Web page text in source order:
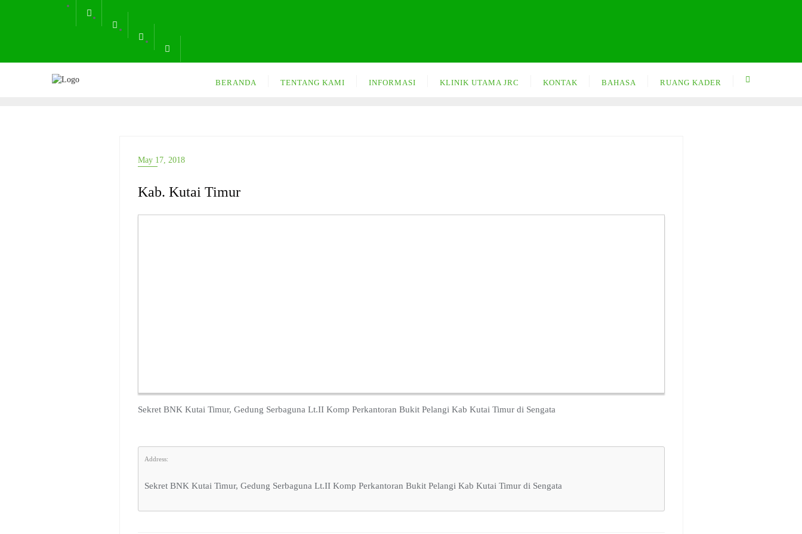
BERANDA TENTANG KAMI INFORMASI KLINIK UTAMA JRC KONTAK BAHASA RUANG KADER
May 17, 2018
Kab. Kutai Timur
Sekret BNK Kutai Timur, Gedung Serbaguna Lt.II Komp Perkantoran Bukit Pelangi Kab Kutai Timur di Sengata
Address:
Sekret BNK Kutai Timur, Gedung Serbaguna Lt.II Komp Perkantoran Bukit Pelangi Kab Kutai Timur di Sengata